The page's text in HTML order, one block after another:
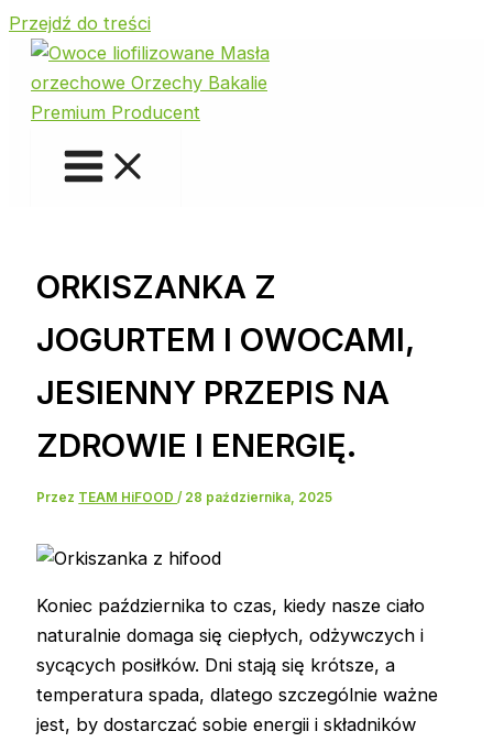
Przejdź do treści
ORKISZANKA Z
JOGURTEM I OWOCAMI,
JESIENNY PRZEPIS NA
ZDROWIE I ENERGIĘ.
Przez TEAM HiFOOD/ 28 października, 2025
Koniec października to czas, kiedy nasze ciało
naturalnie domaga się ciepłych, odżywczych i
sycących posiłków. Dni stają się krótsze, a
temperatura spada, dlatego szczególnie ważne
jest, by dostarczać sobie energii i składników